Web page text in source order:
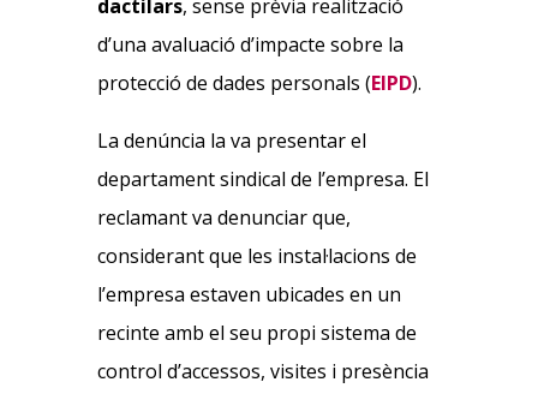
dactilars, sense prèvia realització
d’una avaluació d’impacte sobre la
protecció de dades personals (EIPD).
La denúncia la va presentar el
departament sindical de l’empresa. El
reclamant va denunciar que,
considerant que les instal·lacions de
l’empresa estaven ubicades en un
recinte amb el seu propi sistema de
control d’accessos, visites i presència